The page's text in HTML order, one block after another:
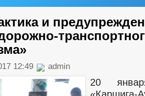
и
12:49 admin
20